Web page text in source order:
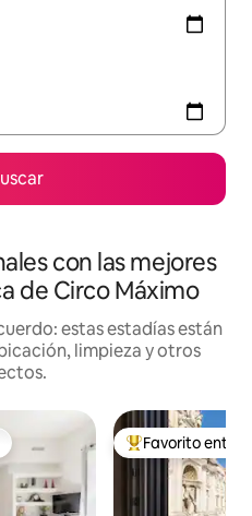
con las mejores
de Circo Máximo
estas estadías están
limpieza y otros
Favorito entre
Favorito entre